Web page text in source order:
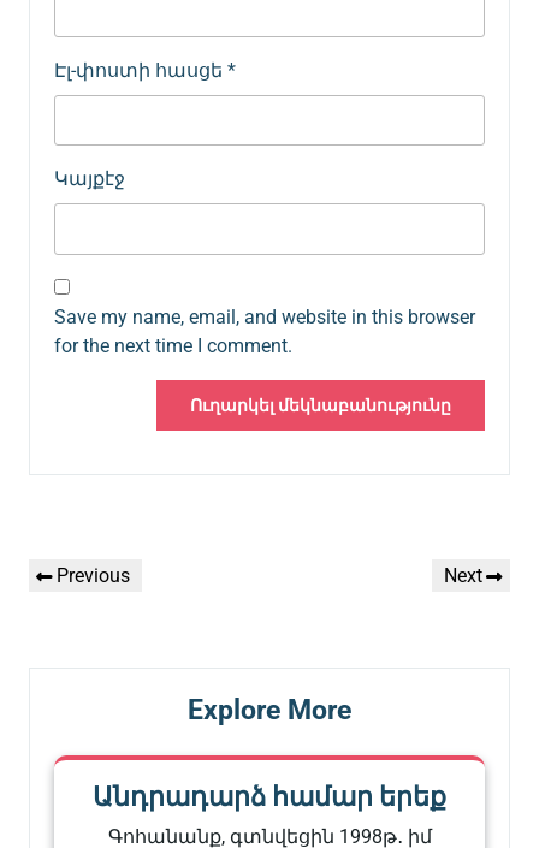
Էլ-փոստի հասցե *
Կայքէջ
Save my name, email, and website in this browser
for the next time I comment.
նավարկումը
Previous
Previous
Next
Next
Explore More
Անդրադարձ համար երեք
Գոհանանք, գտնվեցին 1998թ․ իմ